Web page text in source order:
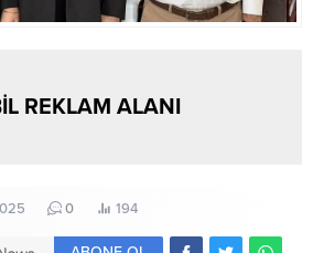
REKLAM ALANI
0 194